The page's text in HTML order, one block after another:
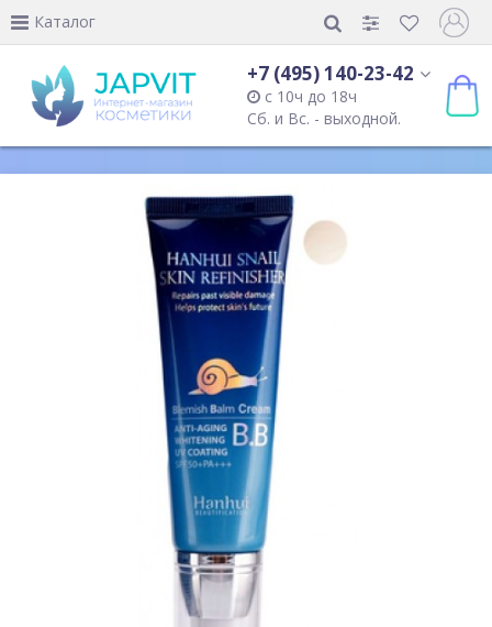
Каталог
+7 (495) 140-23-42
с 10ч до 18ч
Сб. и Вс. - выходной.